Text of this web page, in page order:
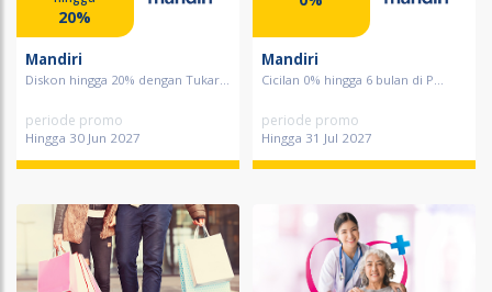
20%
Mandiri
Diskon hingga 20% dengan Tukar...
periode promo
Hingga 30 Jun 2027
Mandiri
Cicilan 0% hingga 6 bulan di P...
periode promo
Hingga 31 Jul 2027